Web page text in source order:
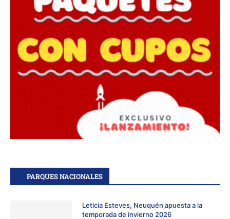
PARQUES NACIONALES
Leticia Esteves, Neuquén apuesta a la
temporada de invierno 2026